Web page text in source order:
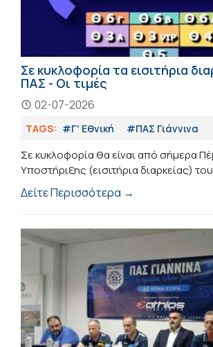
Σε κυκλoφορία τα εισιτήρια
ΠΑΣ - Οι τιμές
02-07-2026
TAGS: #Γ' Εθνική #ΠΑΣ Γιάννινα
Σε κυκλοφορία θα είναι από σήμερα
Υποστήριξης (εισιτήρια διαρκείας)
Δείτε Περισσότερα →